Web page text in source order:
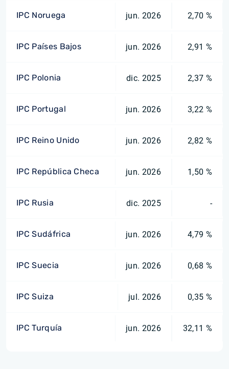
IPC Noruega jun. 2026 2,70 %
IPC Países Bajos jun. 2026 2,91 %
IPC Polonia dic. 2025 2,37 %
IPC Portugal jun. 2026 3,22 %
IPC Reino Unido jun. 2026 2,82 %
IPC República Checa jun. 2026 1,50 %
IPC Rusia dic. 2025 -
IPC Sudáfrica jun. 2026 4,79 %
IPC Suecia jun. 2026 0,68 %
IPC Suiza jul. 2026 0,35 %
IPC Turquía jun. 2026 32,11 %